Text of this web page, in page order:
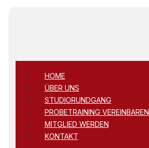
HOME
ÜBER UNS
STUDIORUNDGANG
PROBETRAINING VEREINBAREN
MITGLIED WERDEN
KONTAKT